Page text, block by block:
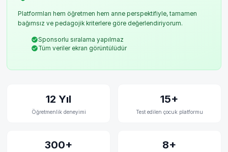
Platformları hem öğretmen hem anne perspektifiyle, tamamen
bağımsız ve pedagojik kriterlere göre değerlendiriyorum.
Sponsorlu sıralama yapılmaz
Tüm veriler ekran görüntülüdür
12 Yıl
Öğretmenlik deneyimi
15+
Test edilen çocuk platformu
300+ 8+